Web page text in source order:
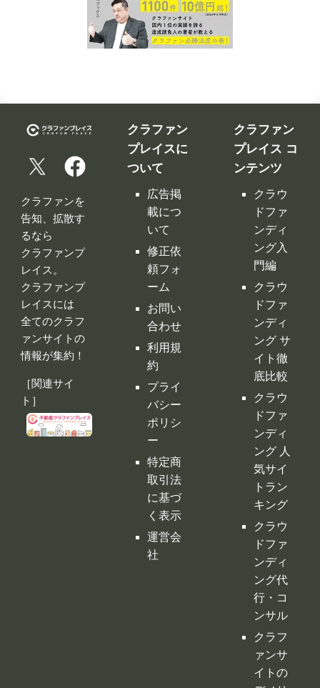
クラファンを
告知、拡散す
るなら
クラファンプ
レイス。
クラファンプ
レイスには
全てのクラフ
ァンサイトの
情報が集約！
［関連サイ
ト］
クラファン
プレイスに
ついて
広告掲
載につ
いて
修正依
頼フォ
ーム
お問い
合わせ
利用規
約
プライ
バシー
ポリシ
ー
特定商
取引法
に基づ
く表示
運営会
社
クラファン
プレイス コ
ンテンツ
クラウ
ドファ
ンディ
ング入
門編
クラウ
ドファ
ンディ
ング サ
イト徹
底比較
クラウ
ドファ
ンディ
ング 人
気サイ
トラン
キング
クラウ
ドファ
ンディ
ング代
行・コ
ンサル
クラフ
ァンサ
イトの